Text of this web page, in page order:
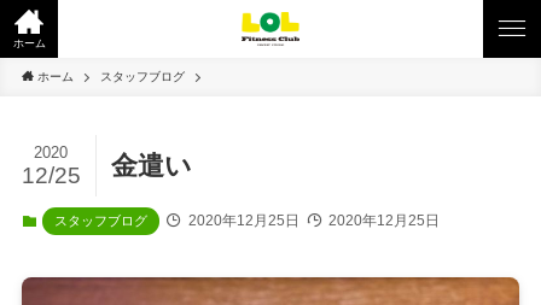
ホーム
ホーム スタッフブログ
金遣い
2020
12/25
スタッフブログ 2020年12月25日 2020年12月25日